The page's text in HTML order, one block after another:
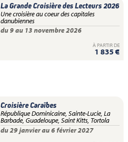
La Grande Croisière des Lecteurs 2026
Une croisière au coeur des capitales
danubiennes
du 9 au 13 novembre 2026
À PARTIR DE
1 835 €
Croisière Caraïbes
République Dominicaine, Sainte-Lucie, La
Barbade, Guadeloupe, Saint Kitts, Tortola
du 29 janvier au 6 février 2027